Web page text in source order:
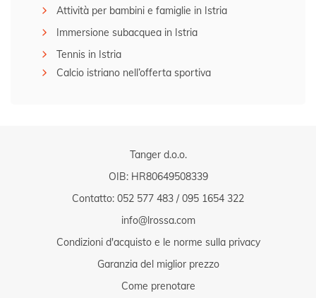
Attività per bambini e famiglie in Istria
Immersione subacquea in Istria
Tennis in Istria
Calcio istriano nell’offerta sportiva
Tanger d.o.o.
OIB: HR80649508339
Contatto: 052 577 483 /095 1654 322
info@lrossa.com
Condizioni d'acquisto e le norme sulla privacy
Garanzia del miglior prezzo
Come prenotare